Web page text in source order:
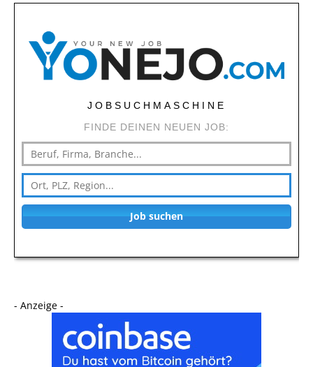
JOBSUCHMASCHINE
FINDE DEINEN NEUEN JOB:
Job suchen
- Anzeige -